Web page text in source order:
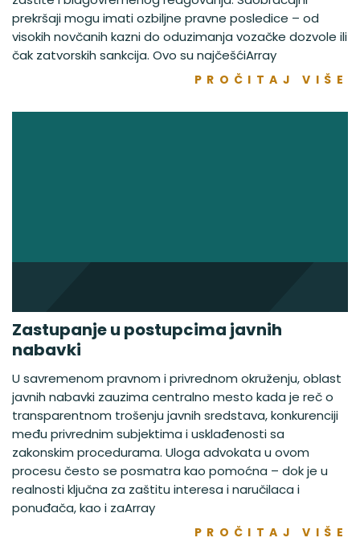
prekršaji mogu imati ozbiljne pravne posledice – od
visokih novčanih kazni do oduzimanja vozačke dozvole ili
čak zatvorskih sankcija. Ovo su najčešćiArray
PROČITAJ VIŠE
Zastupanje u postupcima javnih
nabavki
U savremenom pravnom i privrednom okruženju, oblast
javnih nabavki zauzima centralno mesto kada je reč o
transparentnom trošenju javnih sredstava, konkurenciji
među privrednim subjektima i usklađenosti sa
zakonskim procedurama. Uloga advokata u ovom
procesu često se posmatra kao pomoćna – dok je u
realnosti ključna za zaštitu interesa i naručilaca i
ponuđača, kao i zaArray
PROČITAJ VIŠE